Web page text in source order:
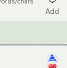
Add